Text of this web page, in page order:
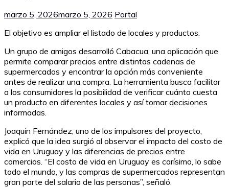
marzo 5, 2026marzo 5, 2026 Portal
El objetivo es ampliar el listado de locales y productos.
Un grupo de amigos desarrolló Cabacua, una aplicación que
permite comparar precios entre distintas cadenas de
supermercados y encontrar la opción más conveniente
antes de realizar una compra. La herramienta busca facilitar
a los consumidores la posibilidad de verificar cuánto cuesta
un producto en diferentes locales y así tomar decisiones
informadas.
Joaquín Fernández, uno de los impulsores del proyecto,
explicó que la idea surgió al observar el impacto del costo de
vida en Uruguay y las diferencias de precios entre
comercios. “El costo de vida en Uruguay es carísimo, lo sabe
todo el mundo, y las compras de supermercados representan
gran parte del salario de las personas”, señaló.